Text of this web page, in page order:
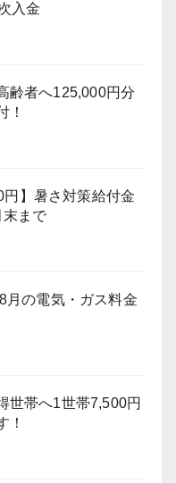
入金
齢者へ125,000円分
！
円】暑さ対策給付金
末まで
月の電気・ガス料金
世帯へ1世帯7,500円
！